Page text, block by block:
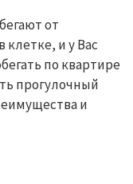
от
и у Вас
по квартире
прогулочный
и